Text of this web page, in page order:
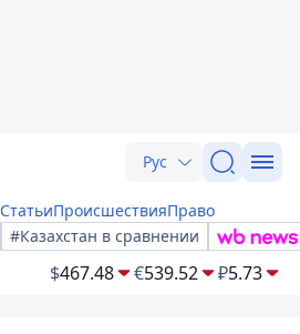
Рус
СтатьиПроисшествияПраво
#Казахстан в сравнении
$467.48 €539.52 ₽5.73